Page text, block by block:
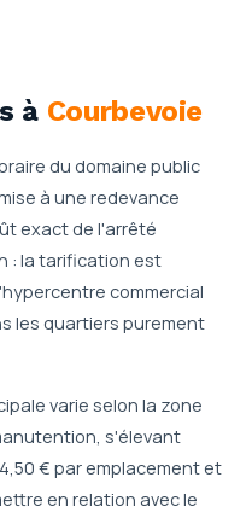
à Courbevoie
du domaine public
à une redevance
exact de l'arrêté
: la tarification est
commercial
les quartiers purement
varie selon la zone
s'élevant
€ par emplacement et
en relation avec le